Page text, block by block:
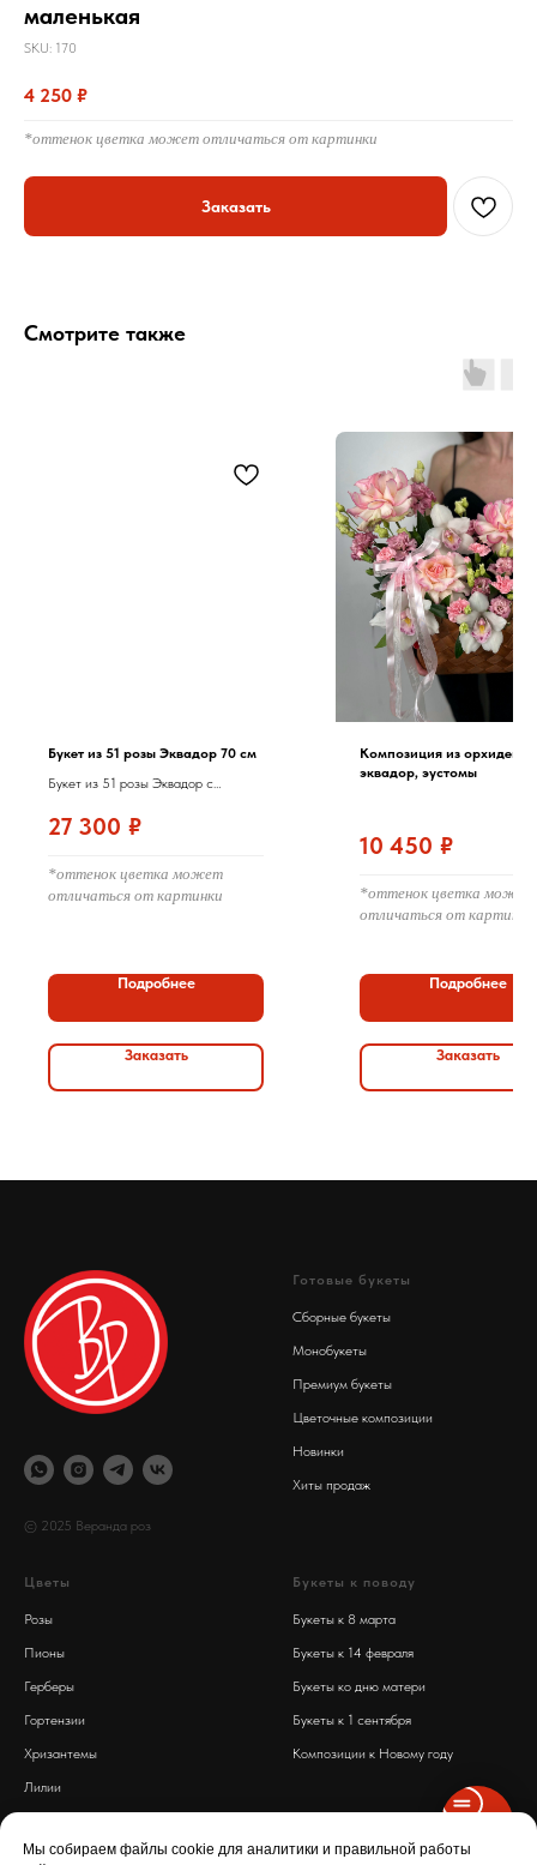
маленькая
SKU: 170
4 250 ₽
*оттенок цветка может отличаться от картинки
Заказать
Смотрите также
Букет из 51 розы Эквадор 70 см
Букет из 51 розы Эквадор с
27 300 ₽
*оттенок цветка может
отличаться от картинки
Подробнее
Заказать
Композиция из орхидей,
эквадор, эустомы
10 450 ₽
*оттенок цветка может
отличаться от картинки
Подробнее
Заказать
© 2025 Веранда роз
Готовые букеты
Сборные букеты
Монобукеты
Премиум букеты
Цветочные композиции
Новинки
Хиты продаж
Цветы
Розы
Пионы
Герберы
Гортензии
Хризантемы
Лилии
Букеты к поводу
Букеты к 8 марта
Букеты к 14 февраля
Букеты ко дню матери
Букеты к 1 сентября
Композиции к Новому году
Обработка персональных данных
Политика конфиденциальности
Мы собираем файлы cookie для аналитики и правильной работы